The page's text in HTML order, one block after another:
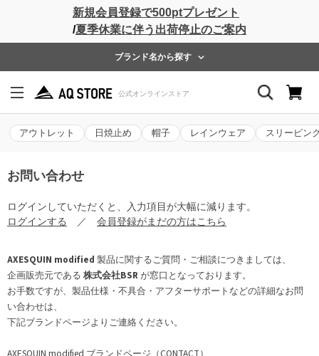
新規会員登録で500ptプレゼント
/夏季休業に伴う出荷停止のご案内
ブランド名から探す
アウトレット 日焼止め 帽子 レインウェア スリーピン
お問い合わせ
ログインしていただくと、入力項目が大幅に減ります。
ログインする ／ 会員登録がまだの方はこちら
AXESQUIN modified 製品に関するご質問・ご相談につきましては、
企画販売元である 株式会社BSRが窓口となっております。
お手数ですが、製品仕様・不具合・アフターサポートなどの詳細なお問
い合わせは、
下記ブランドページよりご連絡ください。